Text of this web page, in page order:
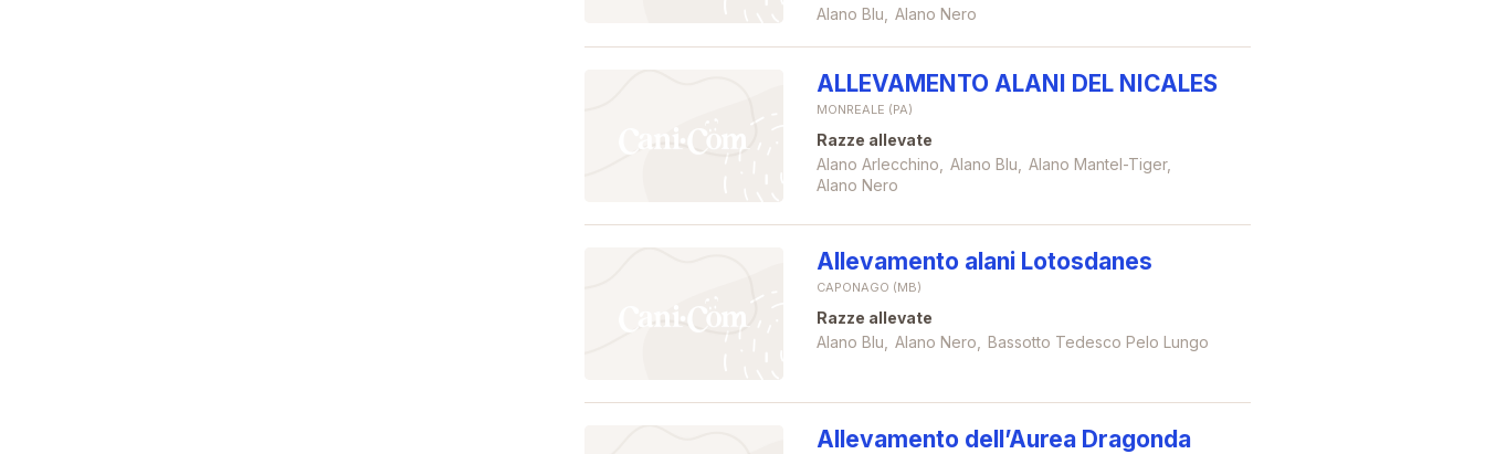
Alano Blu
Alano Nero
ALLEVAMENTO ALANI DEL NICALES
MONREALE (PA)
Razze allevate
Alano Arlecchino
Alano Blu
Alano Mantel-Tiger
Alano Nero
Allevamento alani Lotosdanes
CAPONAGO (MB)
Razze allevate
Alano Blu
Alano Nero Bassotto Tedesco Pelo Lungo
Allevamento dell’Aurea Dragonda